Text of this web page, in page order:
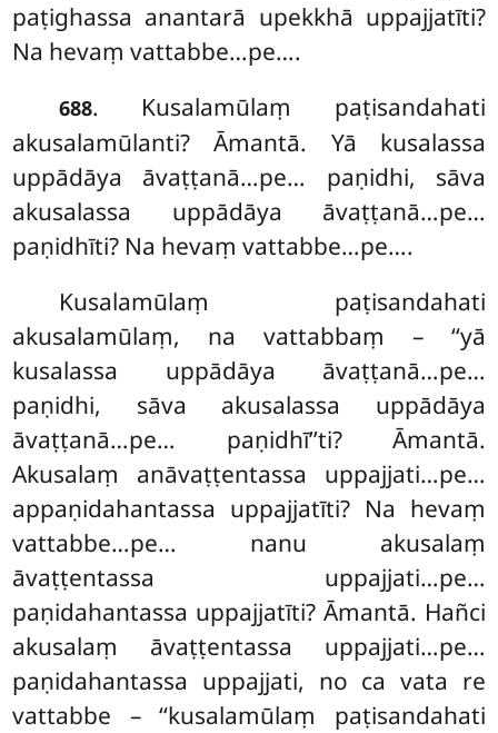
paṭighassa anantarā upekkhā uppajjatīti?
Na hevaṃ vattabbe…pe….
688. Kusalamūlaṃ paṭisandahati
akusalamūlanti? Āmantā. Yā kusalassa
uppādāya āvaṭṭanā…pe… paṇidhi, sāva
akusalassa uppādāya āvaṭṭanā…pe…
paṇidhīti? Na hevaṃ vattabbe…pe….
Kusalamūlaṃ paṭisandahati
akusalamūlaṃ, na vattabbaṃ – ‘‘yā
kusalassa uppādāya āvaṭṭanā…pe…
paṇidhi, sāva akusalassa uppādāya
āvaṭṭanā…pe… paṇidhī’’ti? Āmantā.
Akusalaṃ anāvaṭṭentassa uppajjati…pe…
appaṇidahantassa uppajjatīti? Na hevaṃ
vattabbe…pe… nanu akusalaṃ
āvaṭṭentassa uppajjati…pe…
paṇidahantassa uppajjatīti? Āmantā. Hañci
akusalaṃ āvaṭṭentassa uppajjati…pe…
paṇidahantassa uppajjati, no ca vata re
vattabbe – ‘‘kusalamūlaṃ paṭisandahati